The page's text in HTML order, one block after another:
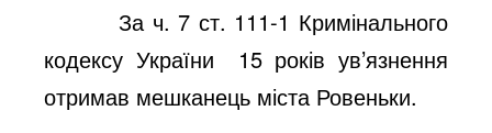
За ч. 7 ст. 111-1 Кримінального
кодексу України
15 років ув’язнення
отримав мешканець міста Ровеньки.